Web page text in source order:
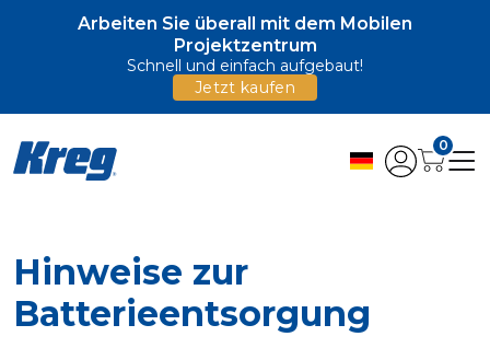
Arbeiten Sie überall mit dem Mobilen
Projektzentrum
Schnell und einfach aufgebaut!
Jetzt kaufen
0
Hinweise zur
Batterieentsorgung